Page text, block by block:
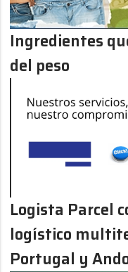
Ingredientes
del peso
Logista Parcel
logístico
Portugal y